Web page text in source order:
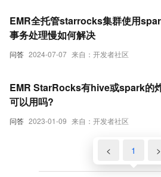
问答 2024-07-07 来自：开发者社区
EMR全托管starrocks集群使用
事务处理慢如何解决
问答 2023-01-09 来自：开发者社区
EMR StarRocks有hive或spark的
可以用吗?
< 1 >